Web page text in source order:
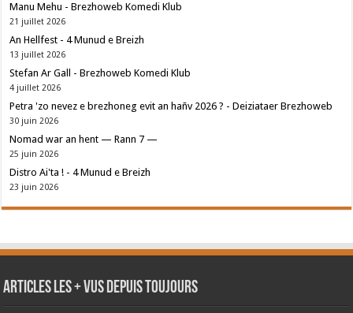
Manu Mehu - Brezhoweb Komedi Klub
21 juillet 2026
An Hellfest - 4 Munud e Breizh
13 juillet 2026
Stefan Ar Gall - Brezhoweb Komedi Klub
4 juillet 2026
Petra 'zo nevez e brezhoneg evit an hañv 2026 ? - Deiziataer Brezhoweb
30 juin 2026
Nomad war an hent — Rann 7 —
25 juin 2026
Distro Ai'ta ! - 4 Munud e Breizh
23 juin 2026
Articles les + vus depuis toujours